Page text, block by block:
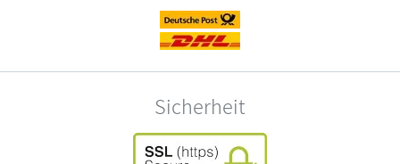
Sicherheit